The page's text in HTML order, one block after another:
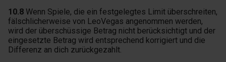
10.8 Wenn Spiele, die ein festgelegtes Limit überschreiten,
fälschlicherweise von LeoVegas angenommen werden,
wird der überschüssige Betrag nicht berücksichtigt und der
eingesetzte Betrag wird entsprechend korrigiert und die
Differenz an dich zurückgezahlt.